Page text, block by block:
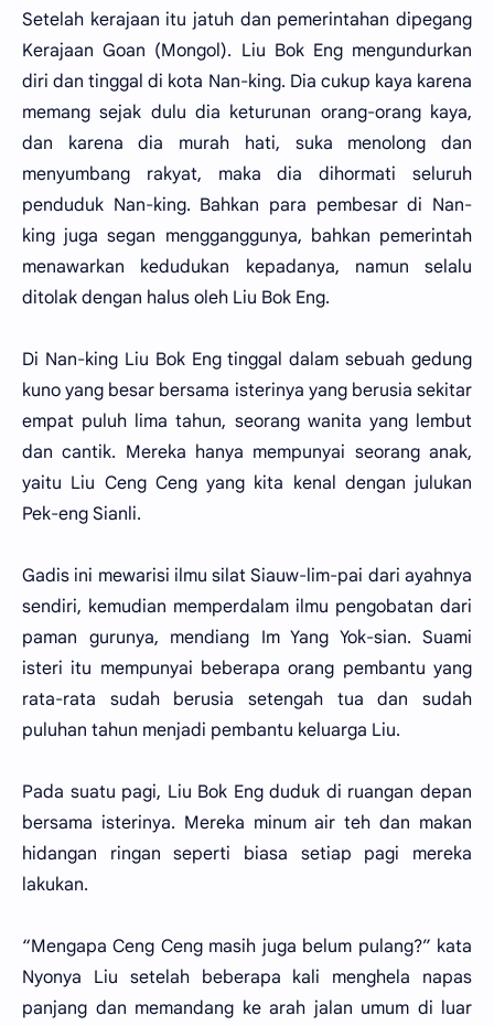
Setelah kerajaan itu jatuh dan pemerintahan dipegang
Kerajaan Goan (Mongol). Liu Bok Eng mengundurkan
diri dan tinggal di kota Nan-king. Dia cukup kaya karena
memang sejak dulu dia keturunan orang-orang kaya,
dan karena dia murah hati, suka menolong dan
menyumbang rakyat, maka dia dihormati seluruh
penduduk Nan-king. Bahkan para pembesar di Nan-
king juga segan mengganggunya, bahkan pemerintah
menawarkan kedudukan kepadanya, namun selalu
ditolak dengan halus oleh Liu Bok Eng.
Di Nan-king Liu Bok Eng tinggal dalam sebuah gedung
kuno yang besar bersama isterinya yang berusia sekitar
empat puluh lima tahun, seorang wanita yang lembut
dan cantik. Mereka hanya mempunyai seorang anak,
yaitu Liu Ceng Ceng yang kita kenal dengan julukan
Pek-eng Sianli.
Gadis ini mewarisi ilmu silat Siauw-lim-pai dari ayahnya
sendiri, kemudian memperdalam ilmu pengobatan dari
paman gurunya, mendiang Im Yang Yok-sian. Suami
isteri itu mempunyai beberapa orang pembantu yang
rata-rata sudah berusia setengah tua dan sudah
puluhan tahun menjadi pembantu keluarga Liu.
Pada suatu pagi, Liu Bok Eng duduk di ruangan depan
bersama isterinya. Mereka minum air teh dan makan
hidangan ringan seperti biasa setiap pagi mereka
lakukan.
“Mengapa Ceng Ceng masih juga belum pulang?” kata
Nyonya Liu setelah beberapa kali menghela napas
panjang dan memandang ke arah jalan umum di luar